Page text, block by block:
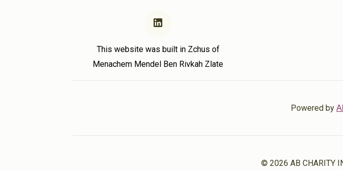
This website was built in Zchus of
Menachem Mendel Ben Rivkah Zlate
Powered by
© 2026 AB CHARITY